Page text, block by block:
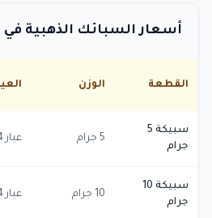
أسعار السبائك الذهبية في
القطعة الوزن
سبيكة 5
جرام
5 جرام عيار 24
سبيكة 10
جرام
10 جرام عيار 24